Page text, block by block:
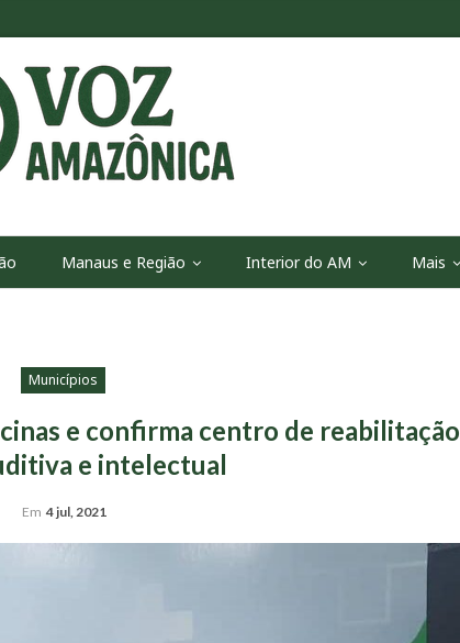
Manaus e Região Interior do AM Mais
Municípios
e confirma centro de reabilitação
e intelectual
Em 4 jul, 2021